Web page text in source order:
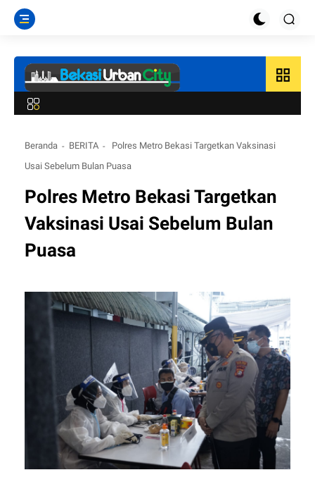
grid_view
Beranda BERITA
Polres Metro Bekasi Targetkan Vaksinasi
Usai Sebelum Bulan Puasa
Polres Metro Bekasi Targetkan
Vaksinasi Usai Sebelum Bulan
Puasa